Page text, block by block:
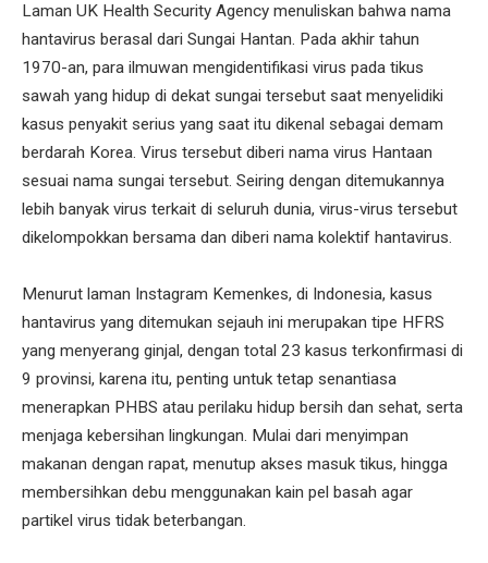
Laman UK Health Security Agency menuliskan bahwa nama
hantavirus berasal dari Sungai Hantan. Pada akhir tahun
1970-an, para ilmuwan mengidentifikasi virus pada tikus
sawah yang hidup di dekat sungai tersebut saat menyelidiki
kasus penyakit serius yang saat itu dikenal sebagai demam
berdarah Korea. Virus tersebut diberi nama virus Hantaan
sesuai nama sungai tersebut. Seiring dengan ditemukannya
lebih banyak virus terkait di seluruh dunia, virus-virus tersebut
dikelompokkan bersama dan diberi nama kolektif hantavirus.
Menurut laman Instagram Kemenkes, di Indonesia, kasus
hantavirus yang ditemukan sejauh ini merupakan tipe HFRS
yang menyerang ginjal, dengan total 23 kasus terkonfirmasi di
9 provinsi, karena itu, penting untuk tetap senantiasa
menerapkan PHBS atau perilaku hidup bersih dan sehat, serta
menjaga kebersihan lingkungan. Mulai dari menyimpan
makanan dengan rapat, menutup akses masuk tikus, hingga
membersihkan debu menggunakan kain pel basah agar
partikel virus tidak beterbangan.